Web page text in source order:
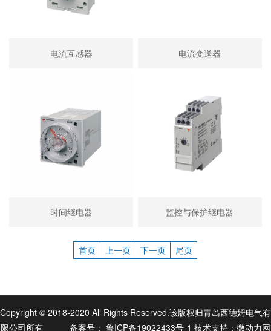
电流互感器 电流变送器
时间继电器 监控与保护继电器
首页 上一页 下一页 尾页
Copyright © 2018-2020 All Rights Reserved.该版权归青岛西德姆电气有
限公司所有
备案号： 鲁ICP备19022433号-1 技术支持： 微动力网